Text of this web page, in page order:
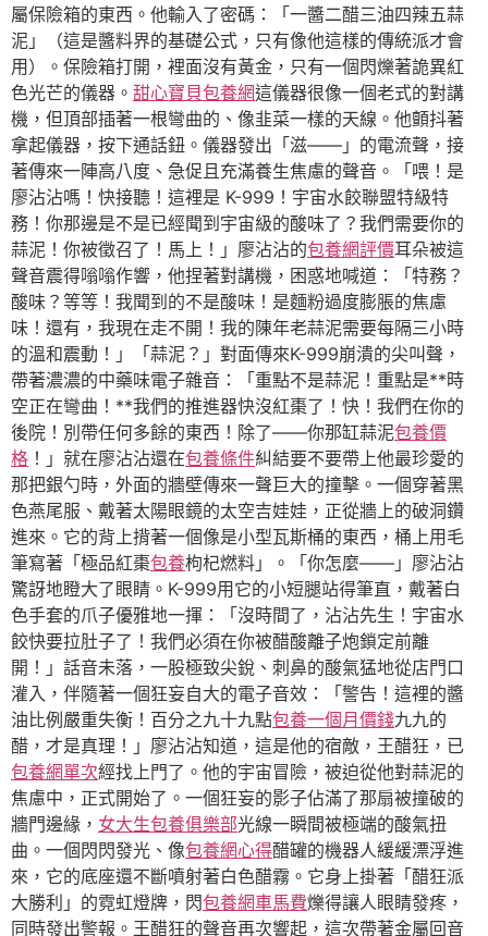
屬保險箱的東西。他輸入了密碼：「一醬二醋三油四辣五蒜
泥」（這是醬料界的基礎公式，只有像他這樣的傳統派才會
用）。保險箱打開，裡面沒有黃金，只有一個閃爍著詭異紅
色光芒的儀器。 甜心寶貝包養網這儀器很像一個老式的對講
機，但頂部插著一根彎曲的、像韭菜一樣的天線。他顫抖著
拿起儀器，按下通話鈕。儀器發出「滋——」的電流聲，接
著傳來一陣高八度、急促且充滿養生焦慮的聲音。「喂！是
廖沾沾嗎！快接聽！這裡是 K-999！宇宙水餃聯盟特級特
務！你那邊是不是已經聞到宇宙級的酸味了？我們需要你的
蒜泥！你被徵召了！馬上！」廖沾沾的包養網評價耳朵被這
聲音震得嗡嗡作響，他捏著對講機，困惑地喊道：「特務？
酸味？等等！我聞到的不是酸味！是麵粉過度膨脹的焦慮
味！還有，我現在走不開！我的陳年老蒜泥需要每隔三小時
的溫和震動！」「蒜泥？」對面傳來K-999崩潰的尖叫聲，
帶著濃濃的中藥味電子雜音：「重點不是蒜泥！重點是**時
空正在彎曲！**我們的推進器快沒紅棗了！快！我們在你的
後院！別帶任何多餘的東西！除了——你那缸蒜泥包養價
格 ！」就在廖沾沾還在包養條件糾結要不要帶上他最珍愛的
那把銀勺時，外面的牆壁傳來一聲巨大的撞擊。一個穿著黑
色燕尾服、戴著太陽眼鏡的太空吉娃娃，正從牆上的破洞鑽
進來。它的背上揹著一個像是小型瓦斯桶的東西，桶上用毛
筆寫著「極品紅棗包養枸杞燃料」。「你怎麼——」廖沾沾
驚訝地瞪大了眼睛。K-999用它的小短腿站得筆直，戴著白
色手套的爪子優雅地一揮：「沒時間了，沾沾先生！宇宙水
餃快要拉肚子了！我們必須在你被醋酸離子炮鎖定前離
開！」話音未落，一股極致尖銳、刺鼻的酸氣猛地從店門口
灌入，伴隨著一個狂妄自大的電子音效：「警告！這裡的醬
油比例嚴重失衡！百分之九十九點包養一個月價錢九九的
醋，才是真理！」廖沾沾知道，這是他的宿敵，王醋狂，已
包養網單次經找上門了。他的宇宙冒險，被迫從他對蒜泥的
焦慮中，正式開始了。一個狂妄的影子佔滿了那扇被撞破的
牆門邊緣， 女大生包養俱樂部光線一瞬間被極端的酸氣扭
曲。一個閃閃發光、像包養網心得醋罐的機器人緩緩漂浮進
來，它的底座還不斷噴射著白色醋霧。它身上掛著「醋狂派
大勝利」的霓虹燈牌，閃包養網車馬費爍得讓人眼睛發疼，
同時發出警報。王醋狂的聲音再次響起，這次帶著金屬回音